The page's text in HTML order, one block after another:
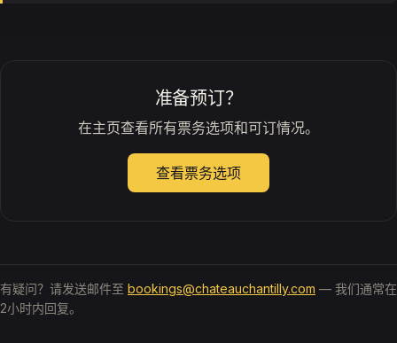
准备预订？
在主页查看所有票务选项和可订情况。
查看票务选项
有疑问？请发送邮件至 bookings@chateauchantilly.com — 我们通常在
2小时内回复。